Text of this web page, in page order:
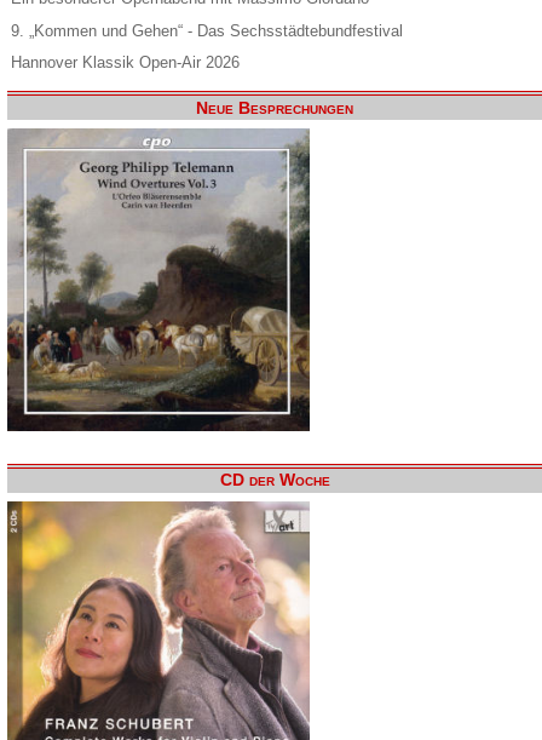
9. „Kommen und Gehen“ - Das Sechsstädtebundfestival
Hannover Klassik Open-Air 2026
Neue Besprechungen
CD der Woche